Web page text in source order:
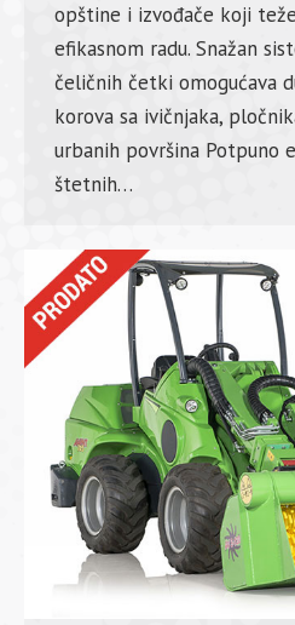
opštine i izvođače koji
efikasnom radu. Snažan
čeličnih četki omogućava
korova sa ivičnjaka,
urbanih površina Potpuno
štetnih…